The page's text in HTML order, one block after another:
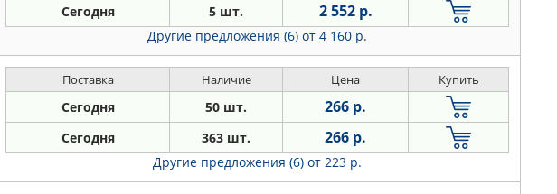
Сегодня 5 шт. 2 552 р.
Другие предложения (6) от 4 160 р.
Поставка Наличие Цена Купить
Сегодня 50 шт. 266 р.
Сегодня 363 шт. 266 р.
Другие предложения (6) от 223 р.